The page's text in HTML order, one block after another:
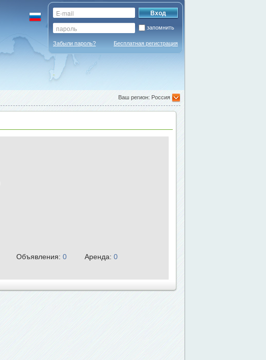
запомнить
Забыли пароль? Бесплатная регистрация
Ваш регион: Россия
Объявления: 0 Аренда: 0